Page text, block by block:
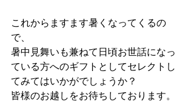
これからますます暑くなってくるの
で、
暑中見舞いも兼ねて日頃お世話になっ
ている方へのギフトとしてセレクトし
てみてはいかがでしょうか？
皆様のお越しをお待ちしております。